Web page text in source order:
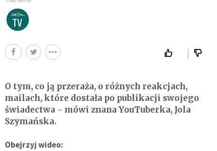
O tym, co ją przeraża, o różnych reakcjach,
mailach, które dostała po publikacji swojego
świadectwa - mówi znana YouTuberka, Jola
Szymańska.
Obejrzyj wideo: